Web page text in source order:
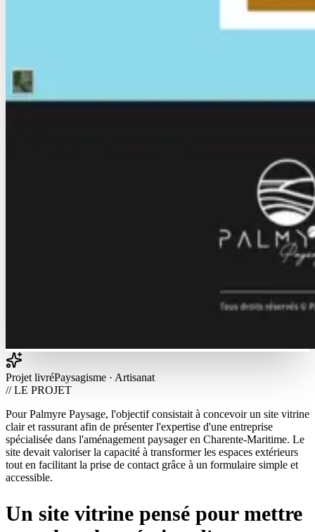
Projet livréPaysagisme · Artisanat
// LE PROJET
Pour Palmyre Paysage, l'objectif consistait à concevoir un site vitrine
clair et rassurant afin de présenter l'expertise d'une entreprise
spécialisée dans l'aménagement paysager en Charente-Maritime. Le
site devait valoriser la capacité à transformer les espaces extérieurs
tout en facilitant la prise de contact grâce à un formulaire simple et
accessible.
Un site vitrine pensé pour mettre